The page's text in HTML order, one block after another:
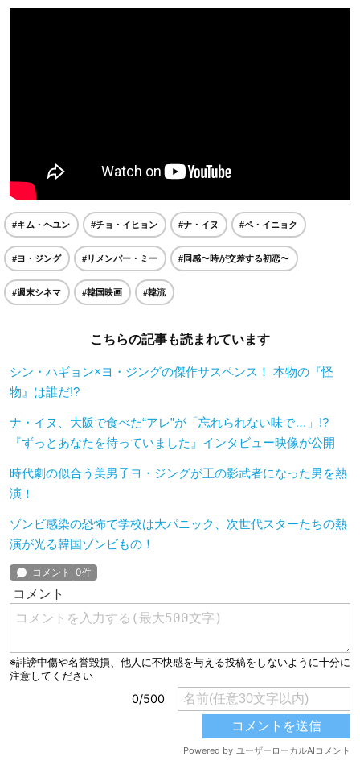
#キム・ヘユン #チョ・イヒョン #ナ・イヌ #ペ・イニョク
#ヨ・ジング #リメンバー・ミー #同感〜時が交差する初恋〜
#週末シネマ #韓国映画 #韓流
こちらの記事も読まれています
シン・ハギョン×ヨ・ジングの傑作サスペンス！ 本物の『怪
物』は誰だ!?
ナ・イヌ、大阪で食べた“アレ”が「忘れられない味で…」!?
『ずっとあなたを待っていました』インタビュー映像が公開
時代劇の似合う美男子ヨ・ジングが王の影武者になった男を熱
演！
ゾンビ感染の恐怖で学校は大パニック、次世代スターたちの熱
演が光る韓国ゾンビもの！